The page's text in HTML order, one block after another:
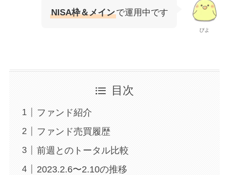
ぴよ
NISA枠＆メインで運用中です
目次
ファンド紹介
ファンド売買履歴
前週とのトータル比較
2023.2.6〜2.10の推移